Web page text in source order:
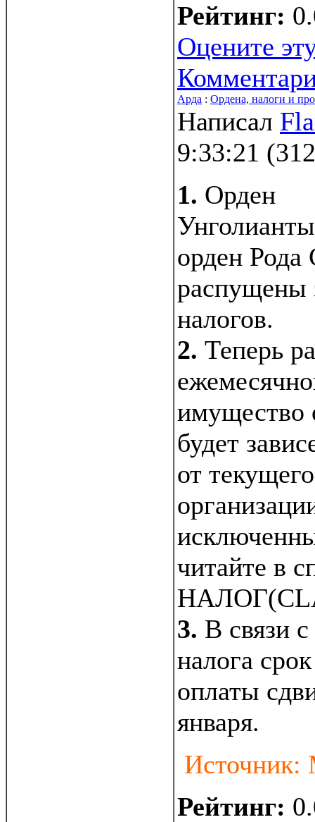
Рейтинг:
Оцените
Арда : Ордена, налоги и
Написал
9:33:21 (
1. Орден
орден Рода
распущены
налогов.
2. Теперь
имущество
будет
от
читайте в
3. В связи
налога
оплаты
января.
Рейтинг: